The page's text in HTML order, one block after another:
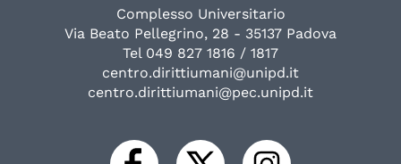
Complesso Universitario
Via Beato Pellegrino, 28 - 35137 Padova
Tel 049 827 1816 / 1817
centro.dirittiumani@unipd.it
centro.dirittiumani@pec.unipd.it